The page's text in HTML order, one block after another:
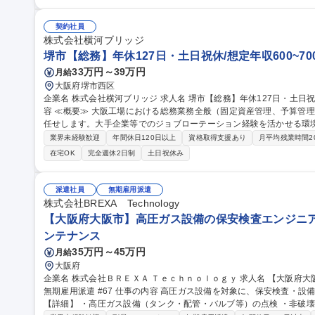
び育成 ■新しいことに積極的にチャレンジする若手社員の成長支援 募集職種 【岸和田/製品開発マネージャー】基
礎研究/年休133日/転勤なし/車通勤OK
契約社員
株式会社横河ブリッジ
堺市【総務】年休127日・土日祝休/想定年収
月給33万円～39万円
大阪府堺市西区
企業名 株式会社横河ブリッジ 求人名 堺市【総務】年休127日・土日祝休/想定年収600~700万/残業15h 仕事の内
容 ≪概要≫ 大阪工場における総務業務全般（固定資産管理、予算管
任せします。大手企業等でのジョブローテーション経験を活かせる環境です。 ≪詳細≫■工場拠点に
産管理および購買・管理実務 ■部門予算の取りまとめ、月次・年次
定・運用および防災・リスクマネジメント推進 ■拠点内の業務フロー
内外関係部署（各現場、本社、行政・近隣等）との調整・対応 業務の変更の範
【総務】年休127日・土日祝休/想定年収600~700万/残業15h
業界未経験歓迎 年間休日120日以上 資格取得支援あり
月平均残業時間
在宅OK
完全週休2日制 土日祝休み
派遣社員 無期雇用派遣
株式会社BREXA Technology
【大阪府大阪市】高圧ガス設備の保安検査エンジ
ンテナンス
月給35万円～45万円
大阪府
企業名 株式会社ＢＲＥＸＡ Ｔｅｃｈｎｏｌｏｇｙ 求人名 【大阪府大阪市】高圧ガス設備の保安検査エンジニア/
無期雇用派遣 #67 仕事の内容 高圧ガス設備を対象に、保安検査・設備の健全性を評価する業務をお任せします。
【詳細】 ・高圧ガス設備（タンク・配管・バルブ等）の点検 ・非破